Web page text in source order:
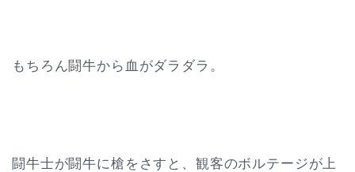
もちろん闘牛から血がダラダラ。
闘牛士が闘牛に槍をさすと、観客のボルテージが上